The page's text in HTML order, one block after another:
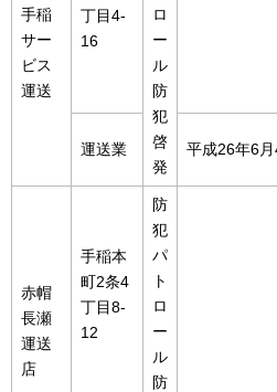
手稲
サー
ビス
運送
丁目4-
16
ロ
ー
ル
防
犯
啓
発
運送業 平成26年6月
赤帽
長瀬
運送
店
手稲本
町2条4
丁目8-
12
防
犯
パ
ト
ロ
ー
ル
防